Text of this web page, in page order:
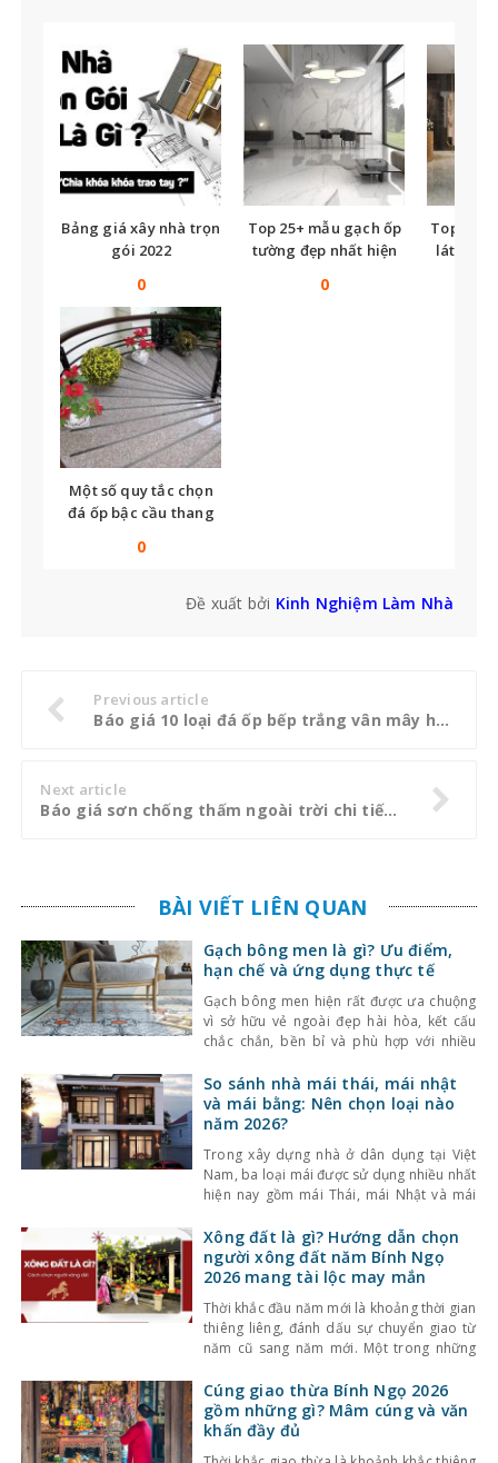
Bảng giá xây nhà trọn
gói 2022
0
Top 25+ mẫu gạch ốp
tường đẹp nhất hiện
0
Top
lát nền
Một số quy tắc chọn
đá ốp bậc cầu thang
0
Đề xuất bởi Kinh Nghiệm Làm Nhà
Previous article
Báo giá 10 loại đá ốp bếp trắng vân mây hot nhất thị trường hiện nay
Next article
Báo giá sơn chống thấm ngoài trời chi tiết nhất
BÀI VIẾT LIÊN QUAN
Gạch bông men là gì? Ưu điểm,
hạn chế và ứng dụng thực tế
Gạch bông men hiện rất được ưa chuộng
vì sở hữu vẻ ngoài đẹp hài hòa, kết cấu
chắc chắn, bền bỉ và phù hợp với nhiều
viết dưới đây sẽ giúp bạn hiểu rõ hơn
dòng vật liệu này và chia sẻ một số kinh
nghiệm
So sánh nhà mái thái, mái nhật
và mái bằng: Nên chọn loại nào
năm 2026?
Trong xây dựng nhà ở dân dụng tại Việt
Nam, ba loại mái được sử dụng nhiều nhất
hiện nay gồm mái Thái, mái Nhật và mái
kế, chi phí và công năng sử dụng. Việc lựa
chọn loại mái phù hợp không chỉ ảnh
hưởng đến
Xông đất là gì? Hướng dẫn chọn
người xông đất năm Bính Ngọ
2026 mang tài lộc may mắn
Thời khắc đầu năm mới là khoảng thời gian
thiêng liêng, đánh dấu sự chuyển giao từ
năm cũ sang năm mới. Một trong những
người Việt là xông đất (hay còn gọi là khai
trương đầu năm). Theo quan niệm dân
gian, người đầu tiên bước vào
Cúng giao thừa Bính Ngọ 2026
gồm những gì? Mâm cúng và văn
khấn đầy đủ